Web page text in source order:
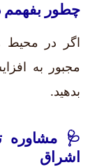
چطور بفهمم
اگر در محیط
مجبور به
بدهید.
🩺
اشراق